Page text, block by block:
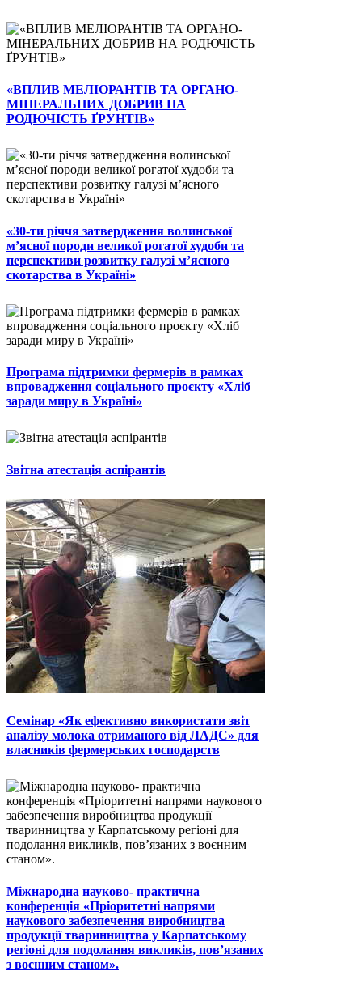
«ВПЛИВ МЕЛІОРАНТІВ ТА ОРГАНО-
МІНЕРАЛЬНИХ ДОБРИВ НА
РОДЮЧІСТЬ ҐРУНТІВ»
«30-ти річчя затвердження волинської
м’ясної породи великої рогатої худоби та
перспективи розвитку галузі м’ясного
скотарства в Україні»
Програма підтримки фермерів в рамках
впровадження соціального проєкту «Хліб
заради миру в Україні»
Звітна атестація аспірантів
Семінар «Як ефективно використати звіт
аналізу молока отриманого від ЛАДС» для
власників фермерських господарств
Міжнародна науково- практична
конференція «Пріоритетні напрями
наукового забезпечення виробництва
продукції тваринництва у Карпатському
регіоні для подолання викликів, пов’язаних
з воєнним станом».